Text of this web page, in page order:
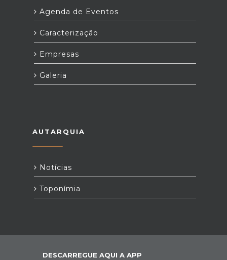
Agenda de Eventos
Caracterização
Empresas
Galeria
AUTARQUIA
Notícias
Toponímia
DESCARREGUE AQUI A APP